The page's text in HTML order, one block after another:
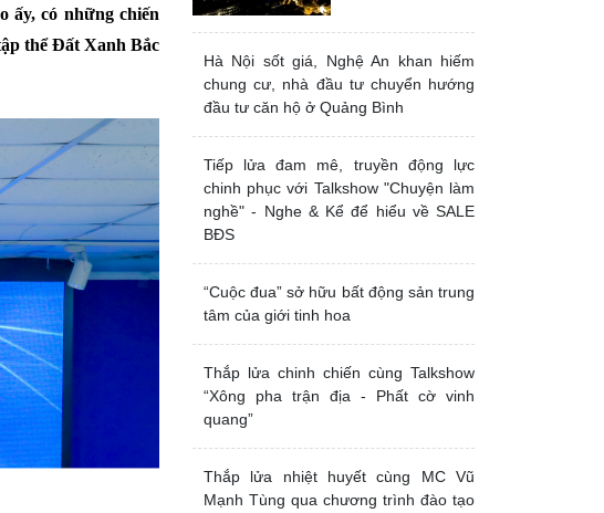
ấy, có những chiến
thể Đất Xanh Bắc
Hà Nội sốt giá, Nghệ An khan hiếm
chung cư, nhà đầu tư chuyển hướng
đầu tư căn hộ ở Quảng Bình
Tiếp lửa đam mê, truyền động lực
chinh phục với Talkshow "Chuyện làm
nghề" - Nghe & Kể để hiểu về SALE
BĐS
“Cuộc đua” sở hữu bất động sản trung
tâm của giới tinh hoa
Thắp lửa chinh chiến cùng Talkshow
“Xông pha trận địa - Phất cờ vinh
quang”
Thắp lửa nhiệt huyết cùng MC Vũ
Mạnh Tùng qua chương trình đào tạo